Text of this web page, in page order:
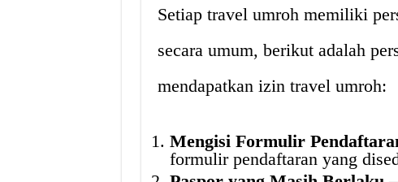
Setiap travel umroh memiliki
secara umum, berikut adalah
mendapatkan izin travel umroh:
Mengisi Formulir
formulir pendaftaran yang